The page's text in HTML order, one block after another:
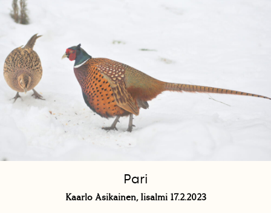
Pari
Kaarlo Asikainen, Iisalmi 17.2.2023